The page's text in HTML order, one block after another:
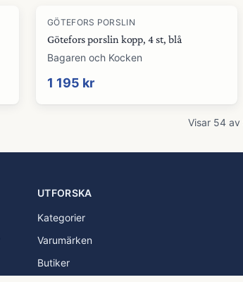
GÖTEFORS PORSLIN
Götefors porslin kopp, 4 st, blå
Bagaren och Kocken
1 195 kr
Visar 54av
UTFORSKA
Kategorier
Varumärken
Butiker